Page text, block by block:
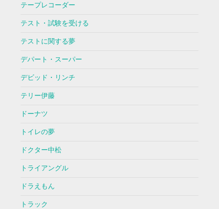
テープレコーダー
テスト・試験を受ける
テストに関する夢
デパート・スーパー
デビッド・リンチ
テリー伊藤
ドーナツ
トイレの夢
ドクター中松
トライアングル
ドラえもん
トラック